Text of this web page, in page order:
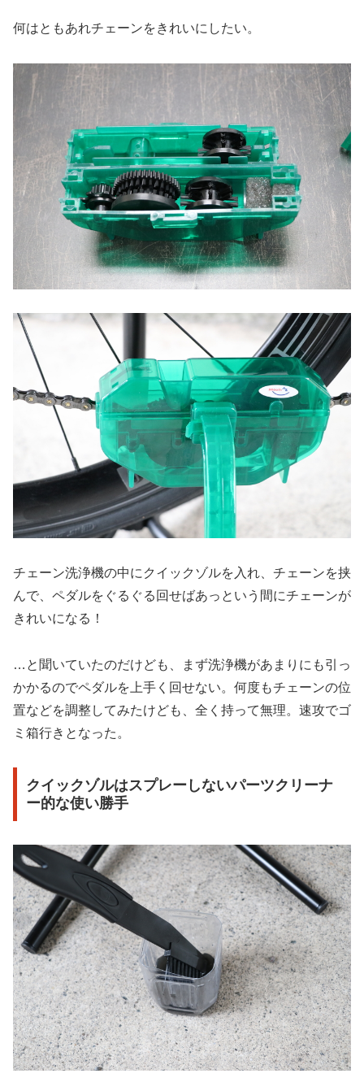
何はともあれチェーンをきれいにしたい。
チェーン洗浄機の中にクイックゾルを入れ、チェーンを挟
んで、ペダルをぐるぐる回せばあっという間にチェーンが
きれいになる！
…と聞いていたのだけども、まず洗浄機があまりにも引っ
かかるのでペダルを上手く回せない。何度もチェーンの位
置などを調整してみたけども、全く持って無理。速攻でゴ
ミ箱行きとなった。
クイックゾルはスプレーしないパーツクリーナ
ー的な使い勝手